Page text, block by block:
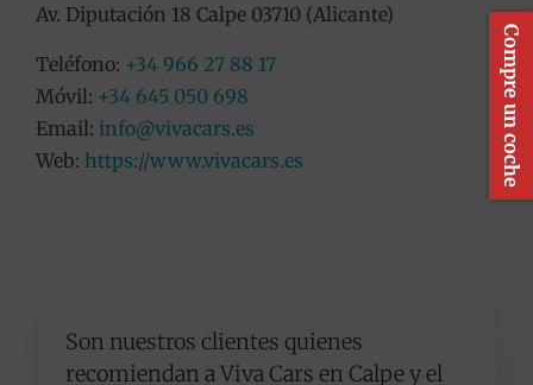
Av. Diputación 18 Calpe 03710 (Alicante)
Teléfono: +34 966 27 88 17
Móvil: +34 645 050 698
Email: info@vivacars.es
Web: https://www.vivacars.es
Son nuestros clientes quienes
recomiendan a Viva Cars en Calpe y el
Compre un coche